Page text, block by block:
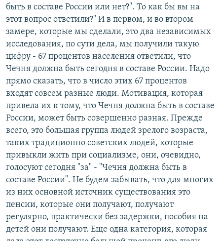
быть в составе России или нет?". То как бы вы на
этот вопрос ответили?" И в первом, и во втором
замере, которые мы сделали, это два независимых
исследования, по сути дела, мы получили такую
цифру - 67 процентов населения ответили, что
Чечня должна быть сегодня в составе России. Надо
прямо сказать, что в число этих 67 процентов
входят совсем разные люди. Мотивация, которая
привела их к тому, что Чечня должна быть в составе
России, может быть совершенно разная. Прежде
всего, это большая группа людей зрелого возраста,
таких традиционно советских людей, которые
привыкли жить при социализме, они, очевидно,
голосуют сегодня "за" - "Чечня должна быть в
составе России". Не будем забывать, что для многих
из них основной источник существования это
пенсии, которые они получают, получают
регулярно, практически без задержки, пособия на
детей они получают. Еще одна категория, которая